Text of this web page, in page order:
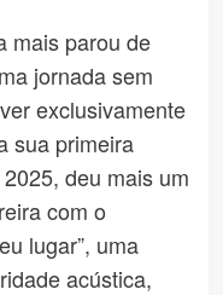
mais parou de
jornada sem
exclusivamente
sua primeira
deu mais um
com o
lugar”, uma
acústica,